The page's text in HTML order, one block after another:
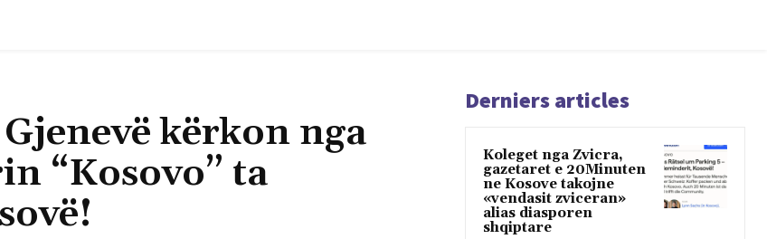
kërkon nga
“Kosovo” ta
Derniers articles
Koleget nga Zvicra,
gazetaret e 20Minuten
ne Kosove takojne
«vendasit zviceran»
alias diasporen
shqiptare